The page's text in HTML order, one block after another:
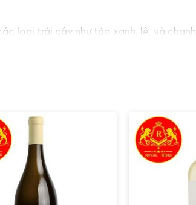
loại trái cây như táo xanh, lê, và
lại cảm giác sảng khoái. Vị trái cây
như phô mai tươi hoặc các món ăn
mát và độ phức tạp của rượu